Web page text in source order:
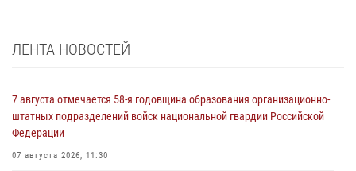
ЛЕНТА НОВОСТЕЙ
7 августа отмечается 58-я годовщина образования организационно-
штатных подразделений войск национальной гвардии Российской
Федерации
07 августа 2026, 11:30